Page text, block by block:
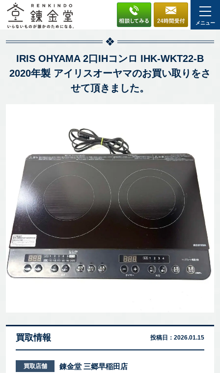
メニュー
IRIS OHYAMA 2口IHコンロ IHK-WKT22-B
2020年製 アイリスオーヤマのお買い取りをさ
せて頂きました。
買取情報 投稿日： 2026.01.15
買取店舗 錬金堂 三郷早稲田店